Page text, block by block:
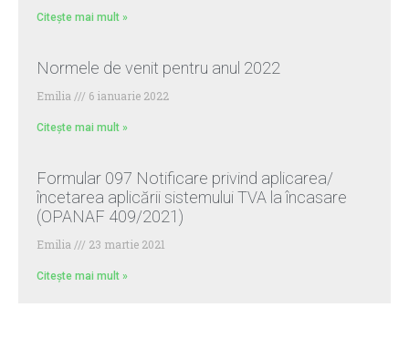
Citește mai mult »
Normele de venit pentru anul 2022
Emilia 6 ianuarie 2022
Citește mai mult »
Formular 097 Notificare privind aplicarea/
încetarea aplicării sistemului TVA la încasare
(OPANAF 409/2021)
Emilia 23 martie 2021
Citește mai mult »